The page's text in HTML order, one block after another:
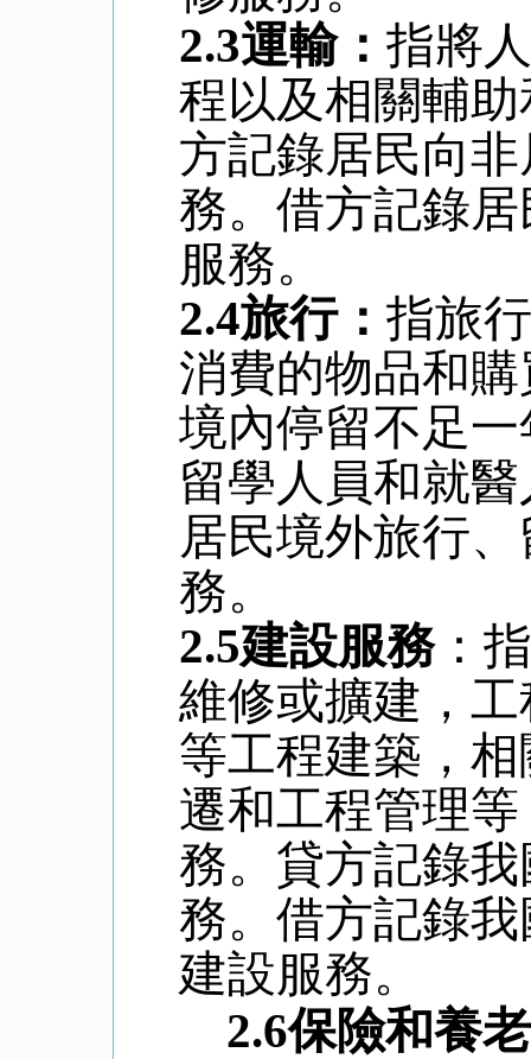
2.3運輸： 指將
程以及相關輔
方記錄居民向
務。借方記錄
服務。
2.4旅行： 指旅
消費的物品和
境內停留不足
留學人員和就
居民境外旅行
務。
2.5建設服務：
維修或擴建，
等工程建築，
遷和工程管理
務。貸方記錄
務。借方記錄
建設服務。
2.6保險和養